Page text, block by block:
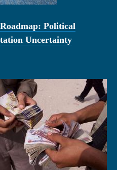
Political
Uncertainty